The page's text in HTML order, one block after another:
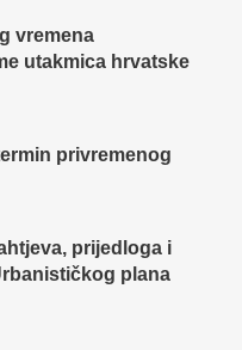
vremena
utakmica hrvatske
privremenog
prijedloga i
plana